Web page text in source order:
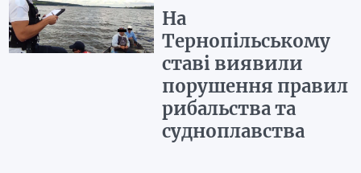
На
Тернопільському
ставі виявили
порушення правил
рибальства та
судноплавства